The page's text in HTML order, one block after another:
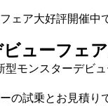
ューフェ
モンスターデビ
の試乗とお見積り